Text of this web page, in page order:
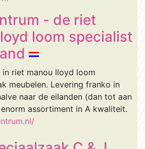
- de riet
loom specialist
riet manou lloyd loom
meubelen. Levering franko in
naar de eilanden (dan tot aan
assortiment in A kwaliteit.